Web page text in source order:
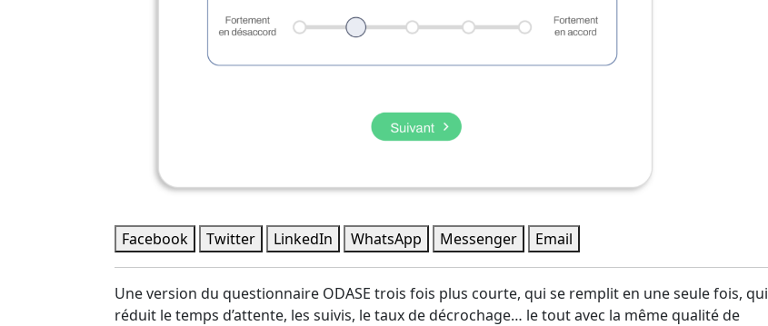
Facebook Twitter LinkedIn WhatsApp Messenger Email
Une version du questionnaire ODASE trois fois plus courte, qui se remplit en une seule fois, qui
réduit le temps d’attente, les suivis, le taux de décrochage… le tout avec la même qualité de